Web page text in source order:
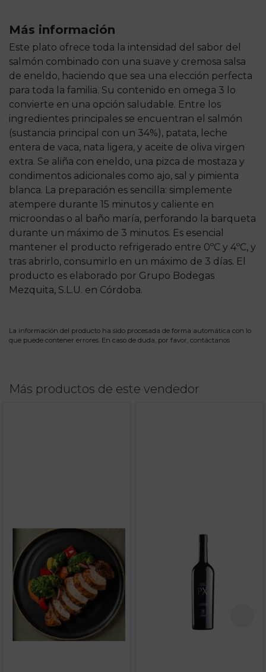
Más información
Este plato ofrece toda la intensidad del sabor del
salmón combinado con una suave y cremosa salsa
de eneldo, haciendo que sea una elección perfecta
para toda la familia. Su contenido en omega 3 lo
convierte en una opción saludable. Entre los
ingredientes principales se encuentran el salmón
(sustancia principal con un 34%), patata, leche
entera de vaca, nata ligera, y aceite de oliva virgen
extra. Se aliña con eneldo, una pizca de mostaza y
condimentos adicionales como ajo, sal y pimienta
blanca. La preparación es sencilla: simplemente
atempere durante 15 minutos y caliente en
microondas o al baño maría, perforando la barqueta
durante un máximo de 3 minutos. Es esencial
mantener el producto refrigerado entre 0ºC y 4ºC, y
tras abrirlo, consumirlo en un máximo de 3 días. El
producto es elaborado por Grupo Bodegas
Mezquita, S.L.U. en Córdoba.
La información del producto ha sido procesada de forma automática con lo
que puede contener errores. En caso de duda, por favor, contáctanos
Más productos de este vendedor